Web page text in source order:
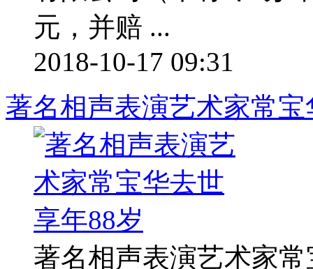
元，并赔 ...
2018-10-17 09:31
著名相声表演艺术家常
著名相声表演艺术家